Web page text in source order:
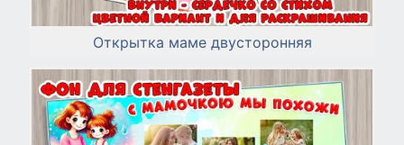
Открытка маме двусторонняя